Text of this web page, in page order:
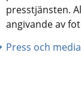
presstjänsten.
angivande av
Press och media